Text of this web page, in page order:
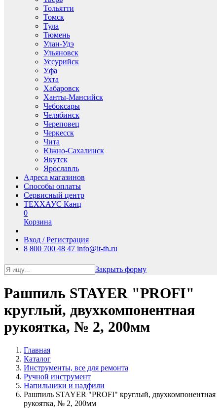
Тольятти
Томск
Тула
Тюмень
Улан-Удэ
Ульяновск
Уссурийск
Уфа
Ухта
Хабаровск
Ханты-Мансийск
Чебоксары
Челябинск
Череповец
Черкесск
Чита
Южно-Сахалинск
Якутск
Ярославль
Адреса магазинов
Способы оплаты
Сервисный центр
ТЕХХАУС Канц
0
Корзина
Вход / Регистрация
8 800 700 48 47 info@it-th.ru
Закрыть форму
Рашпиль STAYER "PROFI"
круглый, двухкомпонентная
рукоятка, № 2, 200мм
Главная
Каталог
Инструменты, все для ремонта
Ручной инструмент
Напильники и надфили
Рашпиль STAYER "PROFI" круглый, двухкомпонентная
рукоятка, № 2, 200мм